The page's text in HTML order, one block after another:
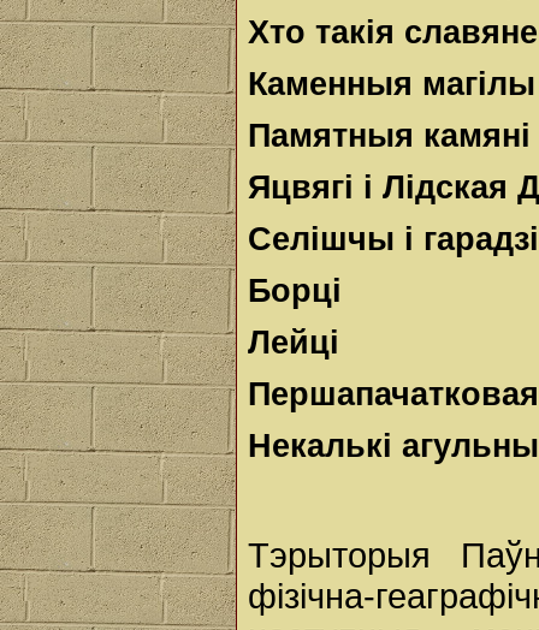
Хто такія
Каменныя магілы
Памятныя
Яцвягі і Лідская
Селішчы і
Борці
Лейці
Некалькі
Тэрыторыя
фізічна-